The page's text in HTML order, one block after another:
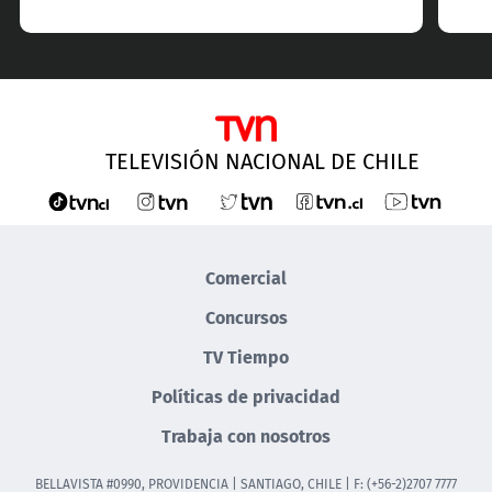
TELEVISIÓN NACIONAL DE CHILE
Comercial
Concursos
TV Tiempo
Políticas de privacidad
Trabaja con nosotros
BELLAVISTA #0990, PROVIDENCIA | SANTIAGO, CHILE | F: (+56-2)2707 7777